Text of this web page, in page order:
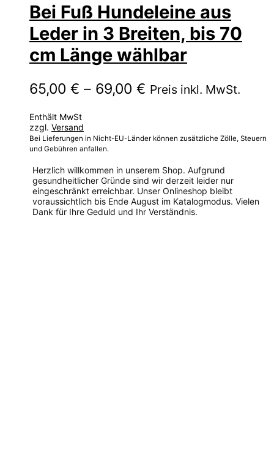
Bei Fuß Hundeleine aus
Leder in 3 Breiten, bis 70
cm Länge wählbar
65,00 € – 69,00 € Preisspanne:
69,00 €
Preis inkl. MwSt.
Enthält MwSt
zzgl. Versand
Bei Lieferungen in Nicht-EU-Länder können zusätzliche Zölle, Steuern
und Gebühren anfallen.
Herzlich willkommen in unserem Shop. Aufgrund
gesundheitlicher Gründe sind wir derzeit leider nur
eingeschränkt erreichbar. Unser Onlineshop bleibt
voraussichtlich bis Ende August im Katalogmodus. Vielen
Dank für Ihre Geduld und Ihr Verständnis.